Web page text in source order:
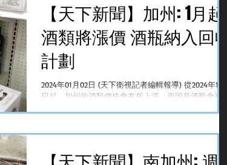
【天下新聞】加州: 1月起
酒類將漲價 酒瓶納入回收
計劃
2024年01月02日 (天下衛視記者編輯報導) 從2024年1月1
日起，加州的酒類價格會有所上漲，原因是酒瓶會被納
以通過回收酒瓶或飲料瓶兌換現金。CRV稅是加州回收